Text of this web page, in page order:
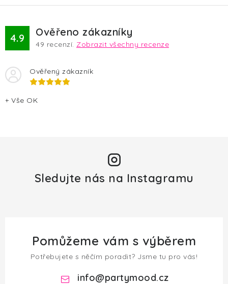
4.9 Ověřeno zákazníky
49 recenzí. Zobrazit všechny recenze
Ověřený zákazník
+ Vše OK
Sledujte nás na Instagramu
Pomůžeme vám s výběrem
Potřebujete s něčím poradit? Jsme tu pro vás!
info@partymood.cz